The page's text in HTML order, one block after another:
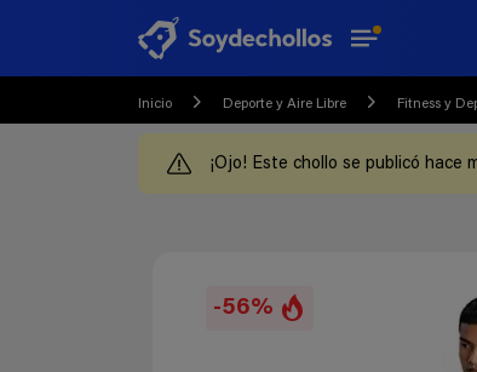
Inicio Deporte y Aire Libre Fitness y
¡Ojo! Este chollo se publicó hace
-56%